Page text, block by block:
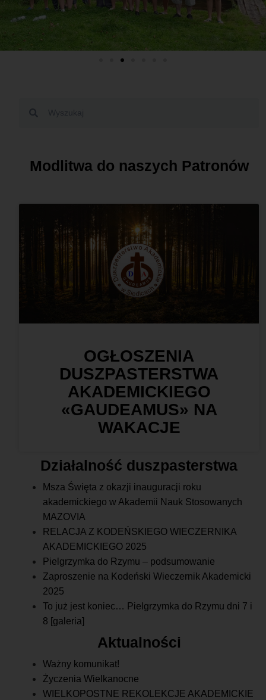
Modlitwa do naszych Patronów
OGŁOSZENIA
DUSZPASTERSTWA
AKADEMICKIEGO
«GAUDEAMUS» NA
WAKACJE
Działalność duszpasterstwa
Msza Święta z okazji inauguracji roku
akademickiego w Akademii Nauk Stosowanych
MAZOVIA
RELACJA Z KODEŃSKIEGO WIECZERNIKA
AKADEMICKIEGO 2025
Pielgrzymka do Rzymu – podsumowanie
Zaproszenie na Kodeński Wieczernik Akademicki
2025
To już jest koniec… Pielgrzymka do Rzymu dni 7 i
8 [galeria]
Aktualności
Ważny komunikat!
Życzenia Wielkanocne
WIELKOPOSTNE REKOLEKCJE AKADEMICKIE